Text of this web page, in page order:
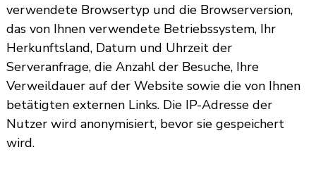
verwendete Browsertyp und die Browserversion,
das von Ihnen verwendete Betriebssystem, Ihr
Herkunftsland, Datum und Uhrzeit der
Serveranfrage, die Anzahl der Besuche, Ihre
Verweildauer auf der Website sowie die von Ihnen
betätigten externen Links. Die IP-Adresse der
Nutzer wird anonymisiert, bevor sie gespeichert
wird.